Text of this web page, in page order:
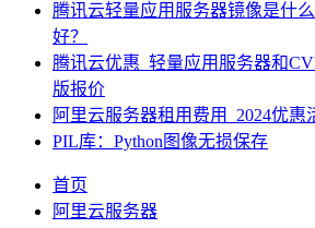
腾讯云轻量应用服务器镜像是什
好？
腾讯云优惠_轻量应用服务器和
版报价
阿里云服务器租用费用_2024优惠
PIL库：Python图像无损保存
首页
阿里云服务器